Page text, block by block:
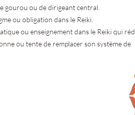
gourou ou de dirigeant central.
ou obligation dans le Reiki.
ou enseignement dans le Reiki qui
ou tente de remplacer son système de